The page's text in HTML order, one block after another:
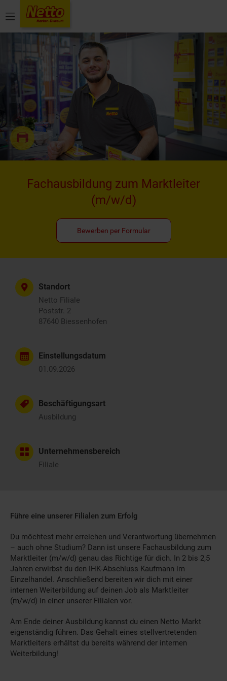
Menü
Fachausbildung zum Marktleiter
(m/w/d)
Bewerben per Formular
Standort
Netto Filiale
Poststr. 2
87640 Biessenhofen
Einstellungsdatum
01.09.2026
Beschäftigungsart
Ausbildung
Unternehmensbereich
Filiale
Führe eine unserer Filialen zum Erfolg
Du möchtest mehr erreichen und Verantwortung übernehmen
– auch ohne Studium? Dann ist unsere Fachausbildung zum
Marktleiter (m/w/d) genau das Richtige für dich. In 2 bis 2,5
Jahren erwirbst du den IHK-Abschluss Kaufmann im
Einzelhandel. Anschließend bereiten wir dich mit einer
internen Weiterbildung auf deinen Job als Marktleiter
(m/w/d) in einer unserer Filialen vor.
Am Ende deiner Ausbildung kannst du einen Netto Markt
eigenständig führen. Das Gehalt eines stellvertretenden
Marktleiters erhältst du bereits während der internen
Weiterbildung!